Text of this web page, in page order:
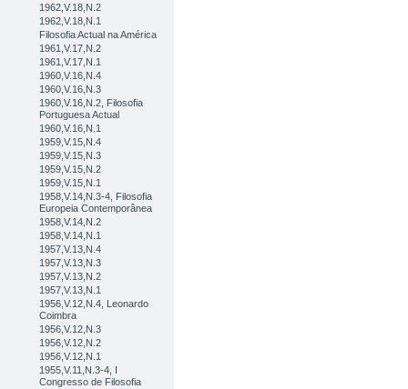
1962,V.18,N.2
1962,V.18,N.1
Filosofia Actual na América
1961,V.17,N.2
1961,V.17,N.1
1960,V.16,N.4
1960,V.16,N.3
1960,V.16,N.2, Filosofia
Portuguesa Actual
1960,V.16,N.1
1959,V.15,N.4
1959,V.15,N.3
1959,V.15,N.2
1959,V.15,N.1
1958,V.14,N.3-4, Filosofia
Europeia Contemporânea
1958,V.14,N.2
1958,V.14,N.1
1957,V.13,N.4
1957,V.13,N.3
1957,V.13,N.2
1957,V.13,N.1
1956,V.12,N.4, Leonardo
Coimbra
1956,V.12,N.3
1956,V.12,N.2
1956,V.12,N.1
1955,V.11,N.3-4, I
Congresso de Filosofia